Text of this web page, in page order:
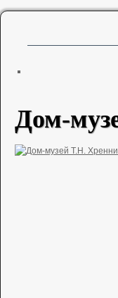
Дом-